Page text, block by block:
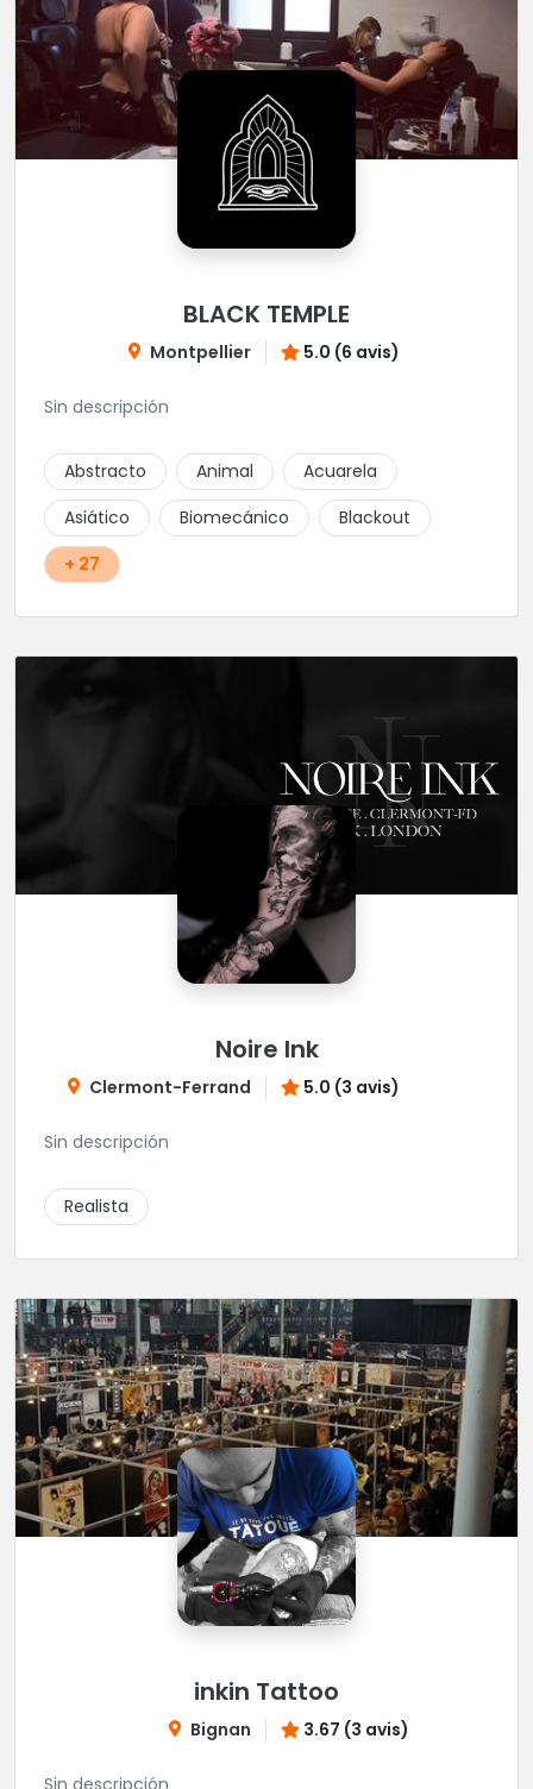
BLACK TEMPLE
Montpellier 5.0 (6 avis)
Sin descripción
Abstracto Animal
Acuarela
Asiático
Biomecánico
Blackout
+ 27
Noire Ink
Clermont-Ferrand 5.0 (3 avis)
Sin descripción
Realista
inkin Tattoo
Bignan 3.67 (3 avis)
Sin descripción